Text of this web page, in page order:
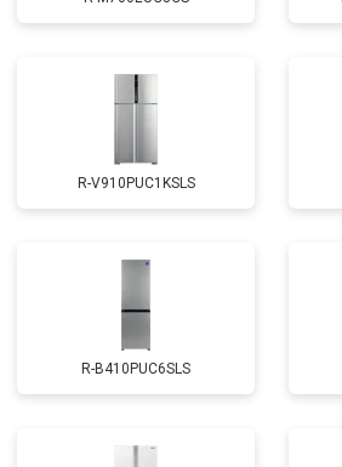
R-V910PUC1KSLS
R-B410PUC6SLS